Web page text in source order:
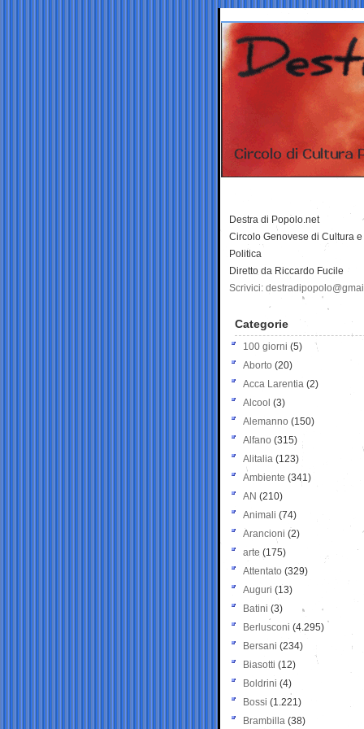
Destra di Popolo.net
Circolo Genovese di Cultura e
Politica
Diretto da Riccardo Fucile
Scrivici:
Categorie
100 giorni (5)
Aborto (20)
Acca Larentia (2)
Alcool (3)
Alemanno (150)
Alfano (315)
Alitalia (123)
Ambiente (341)
AN (210)
Animali (74)
Arancioni (2)
arte (175)
Attentato (329)
Auguri (13)
Batini (3)
Berlusconi (4.295)
Bersani (234)
Biasotti (12)
Boldrini (4)
Bossi (1.221)
Brambilla (38)